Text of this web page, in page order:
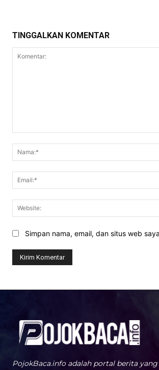
TINGGALKAN KOMENTAR
Simpan nama, email, dan situs web
PojokBaca.info adalah portal berita